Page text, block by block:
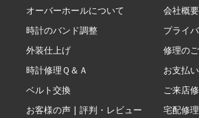
オーバーホールについて
時計のバンド調整
外装仕上げ
時計修理Ｑ＆Ａ
ベルト交換
お客様の声 | 評判・レビュー
会社概要
プライ
修理の
お支払
ご来店
宅配修